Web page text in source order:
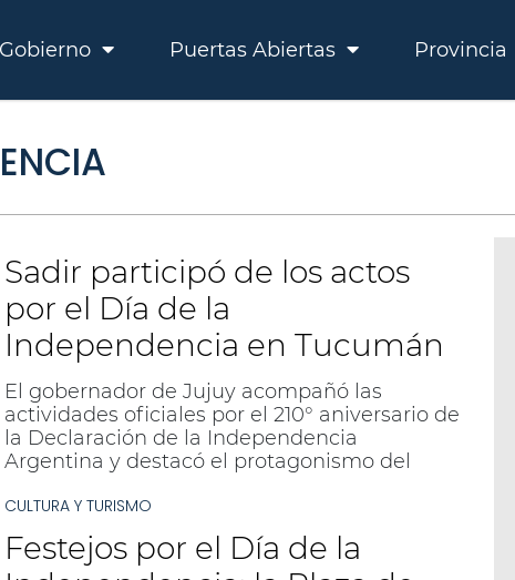
Gobierno Puertas Abiertas Provincia
Sadir participó de los actos
por el Día de la
Independencia en Tucumán
El gobernador de Jujuy acompañó las
actividades oficiales por el 210° aniversario de
la Declaración de la Independencia
Argentina y destacó el protagonismo del
CULTURA Y TURISMO
Festejos por el Día de la